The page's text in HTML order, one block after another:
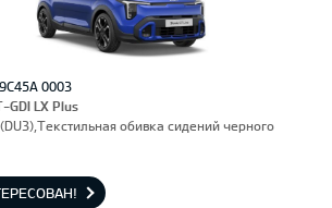
0003
GDI LX Plus
обивка сидений черного